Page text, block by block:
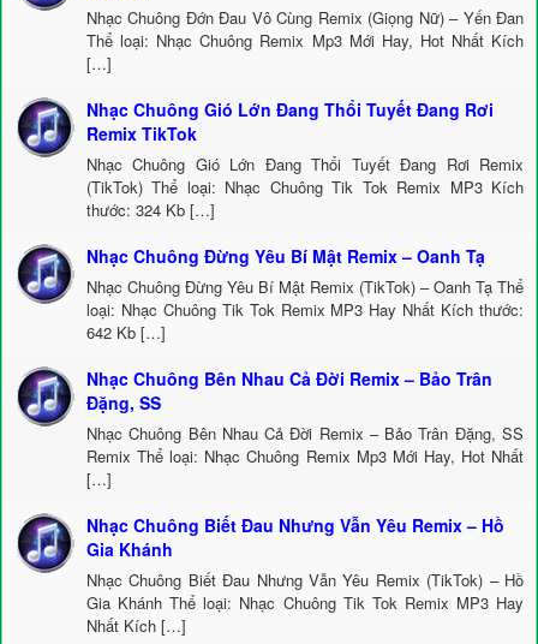
Nhạc Chuông Đớn Đau Vô Cùng Remix (Giọng Nữ) – Yến Đan
Thể loại: Nhạc Chuông Remix Mp3 Mới Hay, Hot Nhất Kích
[…]
Nhạc Chuông Gió Lớn Đang Thổi Tuyết Đang Rơi
Remix TikTok
Nhạc Chuông Gió Lớn Đang Thổi Tuyết Đang Rơi Remix
(TikTok) Thể loại: Nhạc Chuông Tik Tok Remix MP3 Kích
thước: 324 Kb […]
Nhạc Chuông Đừng Yêu Bí Mật Remix – Oanh Tạ
Nhạc Chuông Đừng Yêu Bí Mật Remix (TikTok) – Oanh Tạ Thể
loại: Nhạc Chuông Tik Tok Remix MP3 Hay Nhất Kích thước:
642 Kb […]
Nhạc Chuông Bên Nhau Cả Đời Remix – Bảo Trân
Đặng, SS
Nhạc Chuông Bên Nhau Cả Đời Remix – Bảo Trân Đặng, SS
Remix Thể loại: Nhạc Chuông Remix Mp3 Mới Hay, Hot Nhất
[…]
Nhạc Chuông Biết Đau Nhưng Vẫn Yêu Remix – Hồ
Gia Khánh
Nhạc Chuông Biết Đau Nhưng Vẫn Yêu Remix (TikTok) – Hồ
Gia Khánh Thể loại: Nhạc Chuông Tik Tok Remix MP3 Hay
Nhất Kích […]